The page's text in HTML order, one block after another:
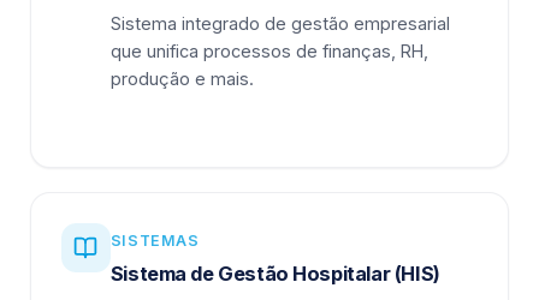
Sistema integrado de gestão empresarial
que unifica processos de finanças, RH,
produção e mais.
SISTEMAS
Sistema de Gestão Hospitalar (HIS)